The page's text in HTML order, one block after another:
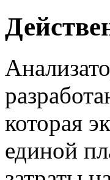
которая
единой